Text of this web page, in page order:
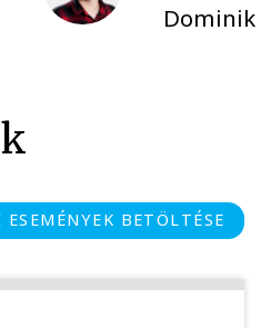
Dominik
ESEMÉNYEK BETÖLTÉSE